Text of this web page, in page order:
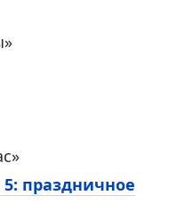
праздничное